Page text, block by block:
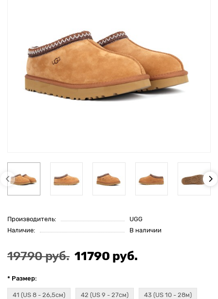
Производитель:
UGG
Наличие:
В наличии
19790 руб. 11790 руб.
* Размер:
41 (US 8 - 26,5см) 42 (US 9 - 27см) 43 (US 10 - 28м)